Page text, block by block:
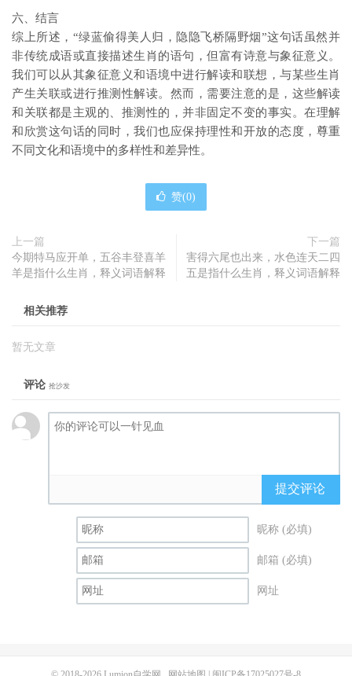
六、结言
综上所述，“绿蓝偷得美人归，隐隐飞桥隔野烟”这句话虽然并
非传统成语或直接描述生肖的语句，但富有诗意与象征意义。
我们可以从其象征意义和语境中进行解读和联想，与某些生肖
产生关联或进行推测性解读。然而，需要注意的是，这些解读
和关联都是主观的、推测性的，并非固定不变的事实。在理解
和欣赏这句话的同时，我们也应保持理性和开放的态度，尊重
不同文化和语境中的多样性和差异性。
赞(0)
上一篇
今期特马应开单，五谷丰登喜羊
羊是指什么生肖，释义词语解释
下一篇
害得六尾也出来，水色连天二四
五是指什么生肖，释义词语解释
相关推荐
暂无文章
评论 抢沙发
提交评论
昵称 (必填)
邮箱 (必填)
网址